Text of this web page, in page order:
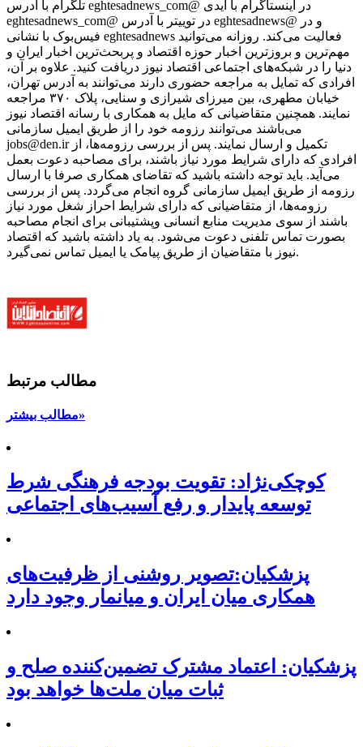
تلگرام با آدرس eghtesadnews_com@ در اینستاگرام با آیدی
eghtesadnews_com@ در توییتر با آدرس eghtesadnews@ و در
فیس‌بوک با نشانی eghtesadnews فعالیت می‌کند. روزانه می‌توانید
مهم‌ترین و بروزترین اخبار حوزه اقتصاد و پربحث‌ترین اخبار ایران و
دنیا را در شبکه‌های اجتماعی اقتصاد نیوز دریافت کنید. علاوه بر آن،
افرادی که تمایل به مراجعه حضوری دارند می‌توانند به آدرس تهران،
خیابان مطهری، بین میرزای شیرازی و سنایی، پلاک ۳۷۰ مراجعه
نمایند. همچنین متقاضیانی که مایل به همکاری با رسانه‌ اقتصاد نیوز
می‌باشند می‌توانند رزومه خود را از طریق ایمیل سازمانی
jobs@den.ir تکمیل و ارسال نمایند. پس از بررسی رزومه‌ها، از
افرادی که دارای شرایط مورد نیاز باشند، برای مصاحبه دعوت بعمل
می‌آید. باید توجه داشته باشید که تقاضای همکاری صرفا با ارسال
رزومه از طریق ایمیل سازمانی گروه انجام می‌گردد. پس از بررسی
رزومه‌ها، از متقاضیانی که دارای شرایط احراز شغل مورد نیاز
باشند از سوی مدیریت منابع انسانی وپشتیبانی برای انجام مصاحبه
بصورت تماس تلفنی دعوت می‌شود. به یاد داشته باشید که اقتصاد
نیوز با متقاضیان از طریق پیامک یا ایمیل تماس نمی‌گیرد.
مطالب مرتبط
مطالب بیشتر»
کوچکی‌نژاد: تقویت بودجه فرهنگی شرط
توسعه پایدار و رفع آسیب‌های اجتماعی
پزشکیان:تصویر روشنی از ظرفیت‌های
همکاری میان ایران و میانمار وجود دارد
پزشکیان: اعتماد مشترک تضمین‌کننده صلح و
ثبات میان ملت‌ها خواهد بود